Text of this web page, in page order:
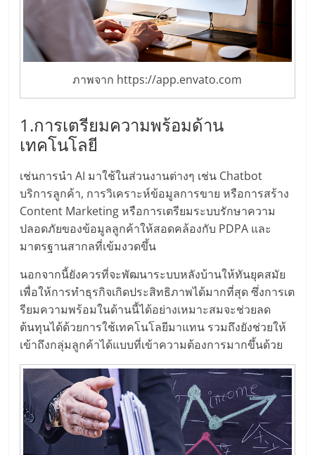
ขาย
แฟ
ไชส์
ขาย
บ้าน
ลงทุน
น้อย
คืน
ทุน
ปรึกษา
การ
ลงทุน
และ
ขยาย
แฟ
ภาพจาก https://app.envato.com
1.การเตรียมความพร้อมด้าน
เทคโนโลยี
เช่นการนำ AI มาใช้ในส่วนงานต่างๆ เช่น Chatbot
บริการลูกค้า, การวิเคราะห์ข้อมูลการขาย หรือการสร้าง
Content Marketing หรือการเตรียมระบบรักษาความ
ปลอดภัยของข้อมูลลูกค้าให้สอดคล้องกับ PDPA และ
มาตรฐานสากลที่เข้มงวดขึ้น
นอกจากนี้ยังควรที่จะพัฒนาระบบหลังบ้านให้ทันยุคสมัย
เพื่อให้การทำธุรกิจเกิดประสิทธิภาพได้มากที่สุด ซึ่งการเต
รียมความพร้อมในด้านนี้ได้อย่างเหมาะสมจะช่วยลด
ต้นทุนได้ด้วยการใช้เทคโนโลยีมาแทน รวมถึงยังช่วยให้
เข้าถึงกลุ่มลูกค้าได้แบบที่เข้าความต้องการมากขึ้นด้วย